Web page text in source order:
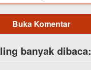
Buka Komentar
banyak dibaca: